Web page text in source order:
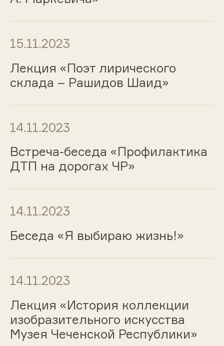
15.11.2023
Лекция «Поэт лирического
склада – Рашидов Шаид»
14.11.2023
Встреча-беседа «Профилактика
ДТП на дорогах ЧР»
14.11.2023
Беседа «Я выбираю жизнь!»
14.11.2023
Лекция «История коллекции
изобразительного искусства
Музея Чеченской Республики»